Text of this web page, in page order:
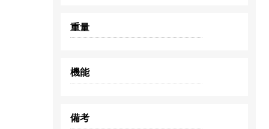
重量
機能
備考